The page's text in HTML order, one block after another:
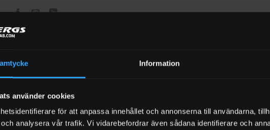
Information
använder cookies
för att anpassa innehållet och annonserna till användarna,
analysera vår trafik. Vi vidarebefordrar även sådana identifierare och
Tillbehör till Nivåmätare för Cemo DT-Mobile Easy 440
Dieseltank 440 Liter - 8 meter slangvinda - flödesmätare
26 940krExkl moms
I LAGER (1-3 ARBETSDAGAR)
Art.nr: 11107
−